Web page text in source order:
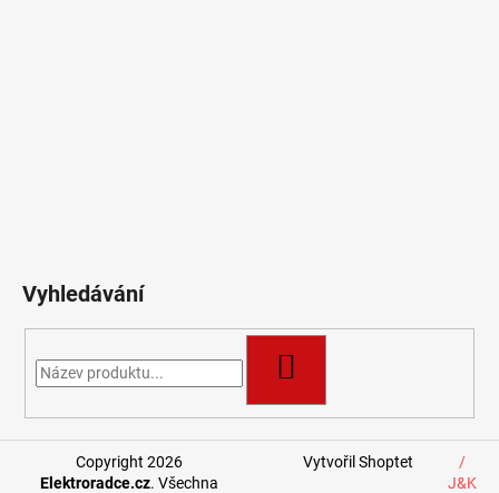
Vyhledávání
/
J&K
Vytvořil Shoptet
Copyright 2026
Elektroradce.cz. Všechna